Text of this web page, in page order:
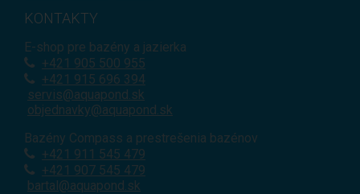
KONTAKTY
E-shop pre bazény a jazierka
+421 905 500 955
+421 915 696 394
servis@aquapond.sk
objednavky@aquapond.sk
Bazény Compass a prestrešenia bazénov
+421 911 545 479
+421 907 545 479
bartal@aquapond.sk